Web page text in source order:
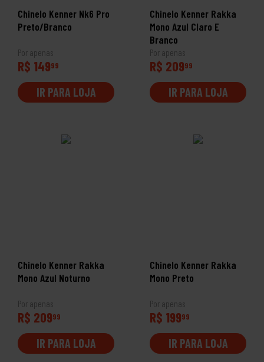
Chinelo Kenner Nk6 Pro
Preto/Branco
Por apenas
R$ 14999
IR PARA LOJA
Chinelo Kenner Rakka
Mono Azul Claro E
Branco
Por apenas
R$ 20999
IR PARA LOJA
Chinelo Kenner Rakka
Mono Azul Noturno
Por apenas
R$ 20999
IR PARA LOJA
Chinelo Kenner Rakka
Mono Preto
Por apenas
R$ 19999
IR PARA LOJA